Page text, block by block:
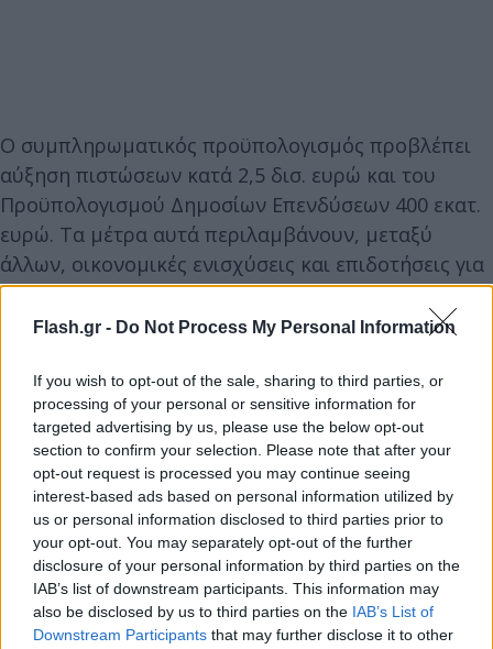
Flash.gr - Do Not Process My Personal Information
If you wish to opt-out of the sale, sharing to third parties, or
processing of your personal or sensitive information for
targeted advertising by us, please use the below opt-out
section to confirm your selection. Please note that after your
opt-out request is processed you may continue seeing
interest-based ads based on personal information utilized by
us or personal information disclosed to third parties prior to
your opt-out. You may separately opt-out of the further
disclosure of your personal information by third parties on the
IAB’s list of downstream participants. This information may
also be disclosed by us to third parties on the IAB’s List of
Downstream Participants that may further disclose it to other
Ο συμπληρωματικός προϋπολογισμός προβλέπει
αύξηση πιστώσεων κατά 2,5 δισ. ευρώ και του
Προϋπολογισμού Δημοσίων Επενδύσεων 400 εκατ.
ευρώ. Τα μέτρα αυτά περιλαμβάνουν, μεταξύ
άλλων, οικονομικές ενισχύσεις και επιδοτήσεις για
καύσιμα και ηλεκτρική ενέργεια, επιχορηγήσεις για
αντικατάσταση ενεργοβόρων ηλεκτρικών
κοινωνικών ομάδων και επιχειρήσεων, καθώς και
την κάλυψη των σχετιζόμενων με την ενεργειακή
κρίση εξαιρετικά επειγουσών και εκτάκτων
αναγκών κρατικών φορέων.
Για όσους δεν μπορούν να εξηγήσουν την
πραγματικότητα να πούμε ότι μετά από 14 χρόνια
660.000 δημόσιοι υπάλληλοι θα λάβουν αυξήσεις
έως και 10,5% στους βασικούς μισθούς και τα